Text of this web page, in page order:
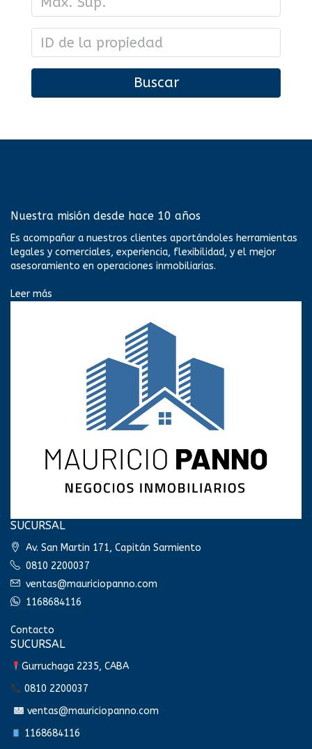
Buscar
Nuestra misión desde hace 10 años
Es acompañar a nuestros clientes aportándoles herramientas
legales y comerciales, experiencia, flexibilidad, y el mejor
asesoramiento en operaciones inmobiliarias.
Leer más
SUCURSAL
Av. San Martin 171, Capitán Sarmiento
0810 2200037
ventas@mauriciopanno.com
1168684116
Contacto
SUCURSAL
Gurruchaga 2235, CABA
0810 2200037
ventas@mauriciopanno.com
1168684116